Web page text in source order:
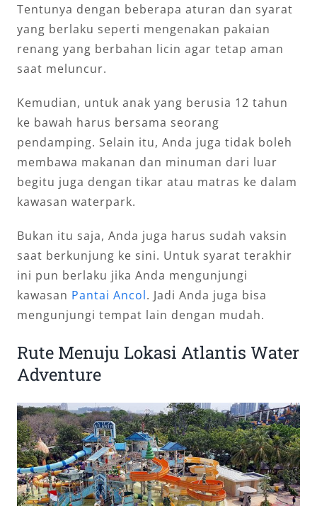
Tentunya dengan beberapa aturan dan syarat
yang berlaku seperti mengenakan pakaian
renang yang berbahan licin agar tetap aman
saat meluncur.
Kemudian, untuk anak yang berusia 12 tahun
ke bawah harus bersama seorang
pendamping. Selain itu, Anda juga tidak boleh
membawa makanan dan minuman dari luar
begitu juga dengan tikar atau matras ke dalam
kawasan waterpark.
Bukan itu saja, Anda juga harus sudah vaksin
saat berkunjung ke sini. Untuk syarat terakhir
ini pun berlaku jika Anda mengunjungi
kawasan Pantai Ancol. Jadi Anda juga bisa
mengunjungi tempat lain dengan mudah.
Rute Menuju Lokasi Atlantis Water
Adventure